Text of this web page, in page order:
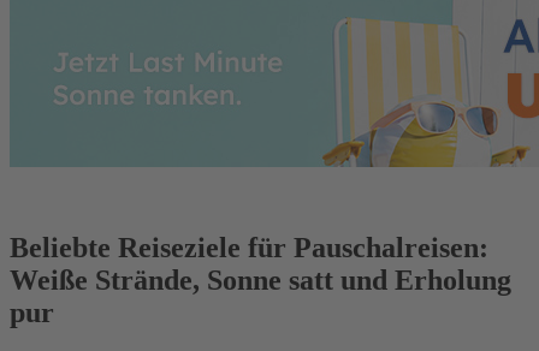
Beliebte Reiseziele für Pauschalreisen:
Weiße Strände, Sonne satt und Erholung
pur